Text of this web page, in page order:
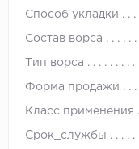
Способ укладки
Состав ворса
Тип ворса
Форма продажи
Класс применения
Срок_службы